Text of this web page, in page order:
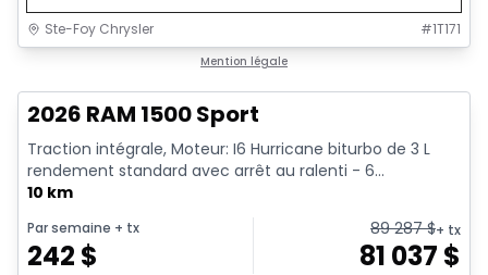
Ste-Foy Chrysler #1T171
Mention légale
2026 RAM 1500 Sport
Traction intégrale, Moteur: I6 Hurricane biturbo de 3 L
rendement standard avec arrêt au ralenti - 6...
10 km
Par semaine + tx
242 $
89 287$+ tx
81 037 $